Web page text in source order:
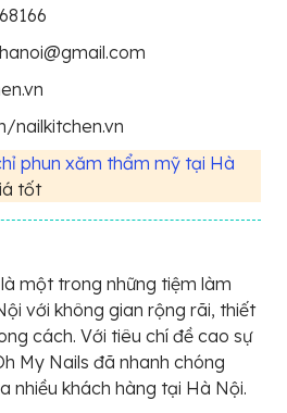
nailkitchen.vn
phun xăm thẩm mỹ tại Hà
tốt
một trong những tiệm làm
với không gian rộng rãi, thiết
cách. Với tiêu chí đề cao sự
My Nails đã nhanh chóng
nhiều khách hàng tại Hà Nội.